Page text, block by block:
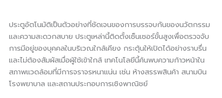
ประตูอัตโนมัติเป็นตัวอย่างที่ชัดเจนของการบรรจบกันของนวัตกรรม
และความสะดวกสบาย ประตูเหล่านี้ติดตั้งเซ็นเซอร์ขั้นสูงเพื่อตรวจจับ
การมีอยู่ของบุคคลในบริเวณใกล้เคียง กระตุ้นให้เปิดได้อย่างราบรื่น
และไม่ต้องสัมผัสเมื่อผู้ใช้เข้าใกล้ เทคโนโลยีนี้ค้นพบความก้าวหน้าใน
สภาพแวดล้อมที่มีการจราจรหนาแน่น เช่น ห้างสรรพสินค้า สนามบิน
โรงพยาบาล และสถานประกอบการเชิงพาณิชย์